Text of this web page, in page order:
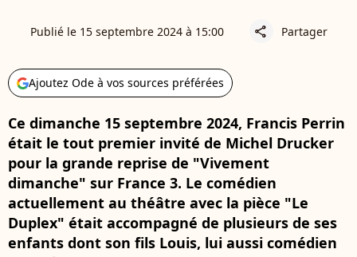
Publié le 15 septembre 2024 à 15:00 share Partager
Ajoutez Ode à vos sources préférées
Ce dimanche 15 septembre 2024, Francis Perrin
était le tout premier invité de Michel Drucker
pour la grande reprise de "Vivement
dimanche" sur France 3. Le comédien
actuellement au théâtre avec la pièce "Le
Duplex" était accompagné de plusieurs de ses
enfants dont son fils Louis, lui aussi comédien